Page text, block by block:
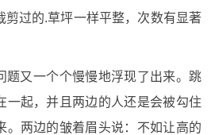
剪过的.草坪一样平整，次数有显著
题又一个个慢慢地浮现了出来。跳
一起，并且两边的人还是会被勾住
。两边的皱着眉头说：不如让高的